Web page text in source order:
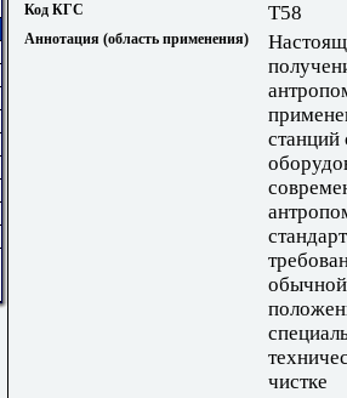
Код КГС Т58
Аннотация (область применения)
чистке